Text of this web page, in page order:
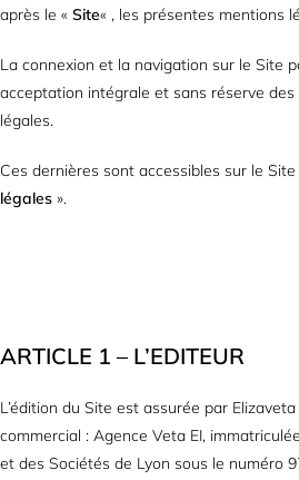
après le « Site« , les présentes mentions
La connexion et la navigation sur le Site
acceptation intégrale et sans réserve
légales.
Ces dernières sont accessibles sur le
légales ».
ARTICLE 1 – L’EDITEUR
L’édition du Site est assurée par
commercial : Agence Veta EI,
et des Sociétés de Lyon sous le numéro